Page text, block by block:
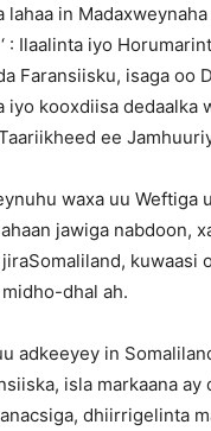
lahaa in
: Ilaalinta iyo
Faransiisku, isaga oo
iyo kooxdiisa
ee
waxa uu
jawiga nabdoon,
kuwaasi
dhal ah.
adkeeyey in
isla markaana
dhiirrigelinta